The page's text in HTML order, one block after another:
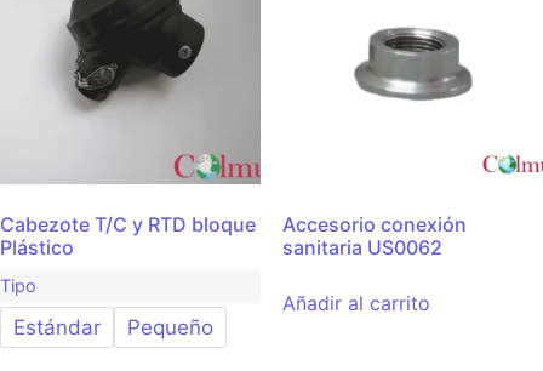
Cabezote T/C y RTD bloque
Plástico
Tipo
Estándar Pequeño
Accesorio conexión
sanitaria US0062
Añadir al carrito